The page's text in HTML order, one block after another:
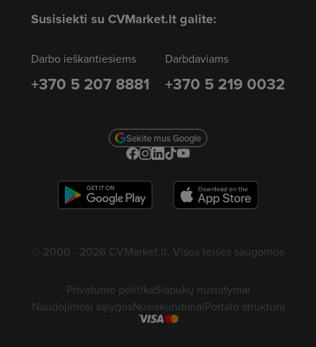
Susisiekti su CVMarket.lt galite:
Darbo ieškantiesiems
+370 5 207 8881
Darbdaviams
+370 5 219 0032
Sekite mus Google
© 2000 - 2026 CVMarket.lt. Visos teisės saugomos
Privatumo politikaSlapukų nustatymai
Naudojimosi sąlygosNusiskundimaiPortalo struktūra